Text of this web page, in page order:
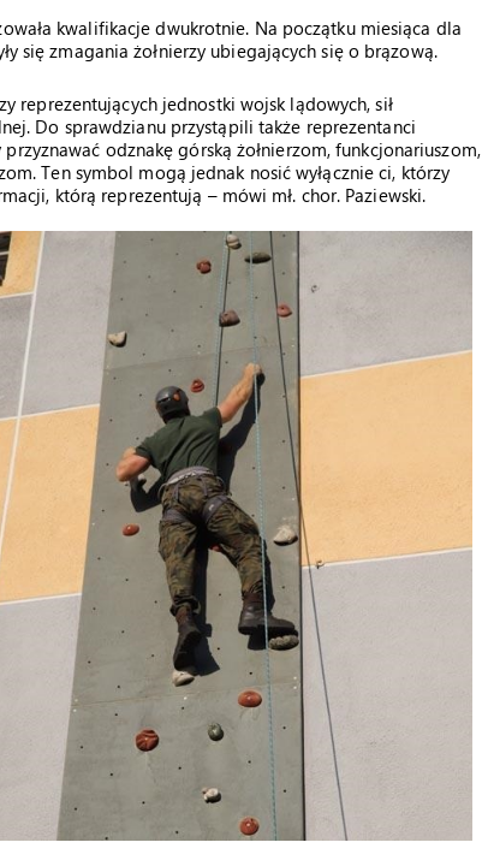
kwalifikacje dwukrotnie. Na początku miesiąca dla
się zmagania żołnierzy ubiegających się o brązową.
reprezentujących jednostki wojsk lądowych, sił
Do sprawdzianu przystąpili także reprezentanci
odznakę górską żołnierzom, funkcjonariuszom,
Ten symbol mogą jednak nosić wyłącznie ci, którzy
którą reprezentują – mówi mł. chor. Paziewski.